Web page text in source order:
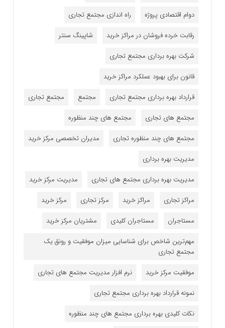
دوام اقتصادی پروژه
راه اندازی مجتمع تجاری
رقابت خرده فروشان در مراکز خرید
شاپینگ سنتر
شرکت بهره برداری مجتمع تجاری
قانون برای بهبود عملکرد مراکز خرید
قرارداد بهره برداری مجتمع تجاری
مجتمع
مجتمع تجاری
مجتمع های تجاری
مجتمع های چند منظوره
مجتمع های چند منظوره تجاری
مدیران تخصصی مرکز خرید
مدیریت بهره برداری
مدیریت بهره برداری مجتمع های تجاری
مدیریت مرکز خرید
مراکز تجاری
مراکز خرید مرکز تجاری
مرکز خرید
مستاجران
مستاجران کلیدی
مشتریان مرکز خرید
مهم‌ترین شاخص برای شناسایی میزان موفقیت و رونق یک
مجتمع تجاری
موفقیت مرکز خرید
نرم افزار مدیریت مجتمع های تجاری
نمونه قرارداد بهره برداری مجتمع تجاری
نکات کلیدی بهره برداری مجتمع های چند منظوره